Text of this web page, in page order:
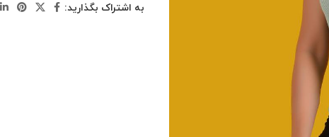
به اشتراک بگذارید: